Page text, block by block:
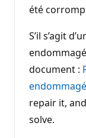
été
S’il s’agit
document :
repair it,
solve.